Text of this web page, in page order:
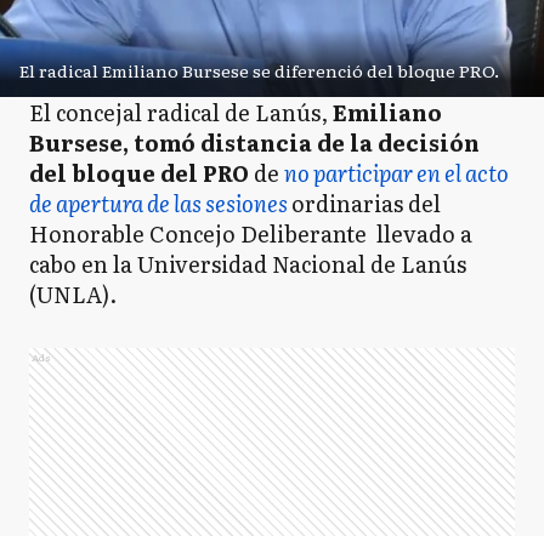
El radical Emiliano Bursese se diferenció del bloque PRO.
El concejal radical de Lanús,Emiliano
Bursese, tomó distancia de la decisión
del bloque del PRO deno participar en el acto
de apertura de las sesionesordinarias del
Honorable Concejo Deliberante llevado a
cabo en la Universidad Nacional de Lanús
(UNLA).
Ads